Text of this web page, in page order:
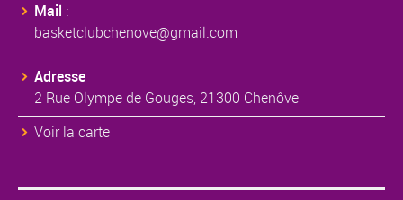
Mail :
basketclubchenove@gmail.com
Adresse
2 Rue Olympe de Gouges, 21300 Chenôve
Voir la carte